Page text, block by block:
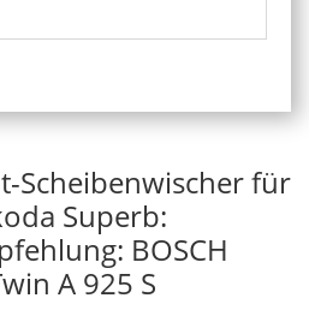
Scheibenwischer für
Superb:
BOSCH
A 925 S